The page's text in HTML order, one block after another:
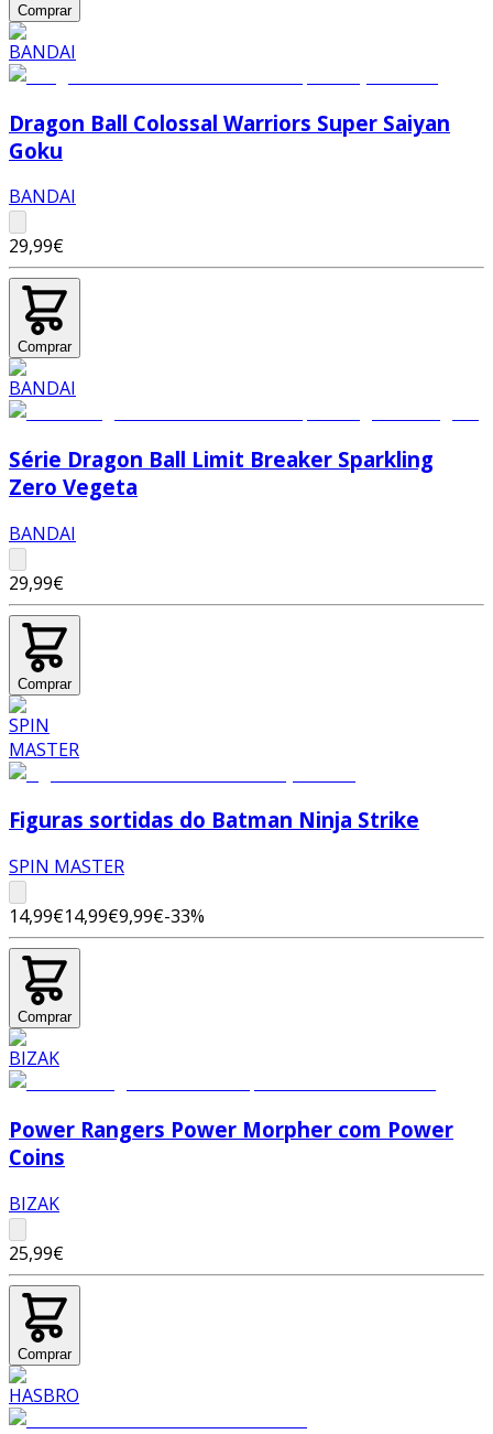
Comprar
Dragon Ball Colossal Warriors Super Saiyan
Goku
BANDAI
29,99€
Comprar
Série Dragon Ball Limit Breaker Sparkling
Zero Vegeta
BANDAI
29,99€
Comprar
Figuras sortidas do Batman Ninja Strike
SPIN MASTER
14,99€14,99€9,99€-33%
Comprar
Power Rangers Power Morpher com Power
Coins
BIZAK
25,99€
Comprar